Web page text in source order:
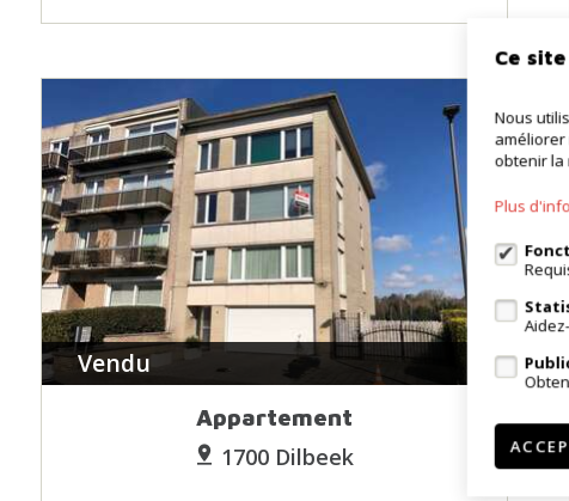
Vendu
Appartement
1700 Dilbeek
Ce
Nous
améliorer
obtenir la
Plus